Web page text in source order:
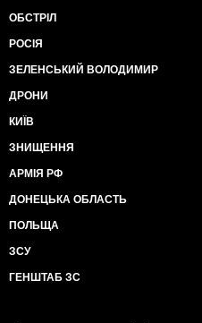
ОБСТРІЛ
РОСІЯ
ЗЕЛЕНСЬКИЙ ВОЛОДИМИР
ДРОНИ
КИЇВ
ЗНИЩЕННЯ
АРМІЯ РФ
ДОНЕЦЬКА ОБЛАСТЬ
ПОЛЬЩА
ЗСУ
ГЕНШТАБ ЗС